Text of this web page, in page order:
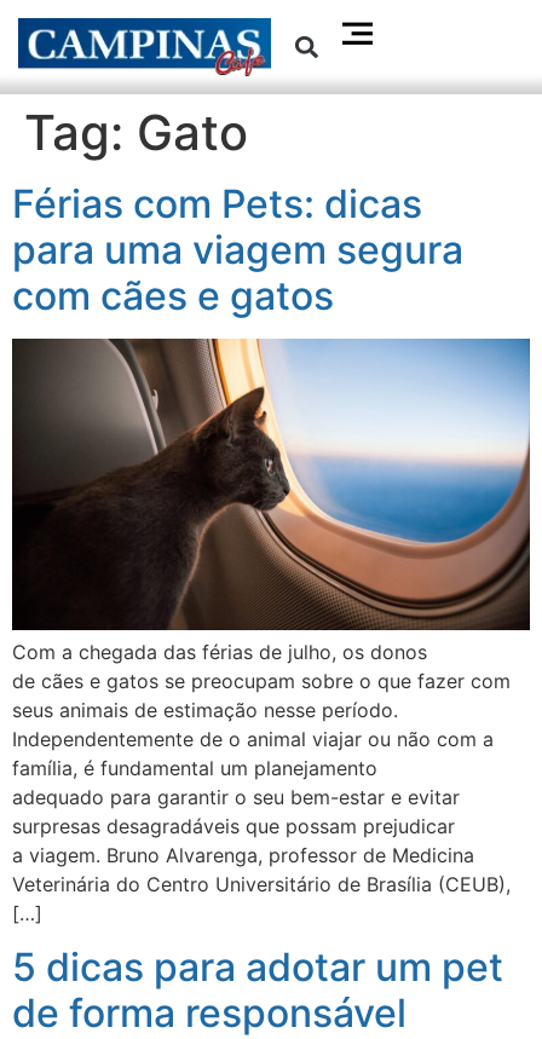
Tag: Gato
Férias com Pets: dicas
para uma viagem segura
com cães e gatos
Com a chegada das férias de julho, os donos
de cães e gatos se preocupam sobre o que fazer com
seus animais de estimação nesse período.
Independentemente de o animal viajar ou não com a
família, é fundamental um planejamento
adequado para garantir o seu bem-estar e evitar
surpresas desagradáveis que possam prejudicar
a viagem. Bruno Alvarenga, professor de Medicina
Veterinária do Centro Universitário de Brasília (CEUB),
[…]
5 dicas para adotar um pet
de forma responsável